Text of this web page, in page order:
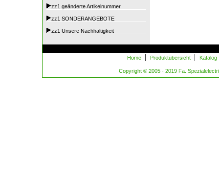
zz1 geänderte Artikelnummer
zz1 SONDERANGEBOTE
zz1 Unsere Nachhaltigkeit
Home | Produktübersicht | Katalog
Copyright © 2005 - 2019 Fa.